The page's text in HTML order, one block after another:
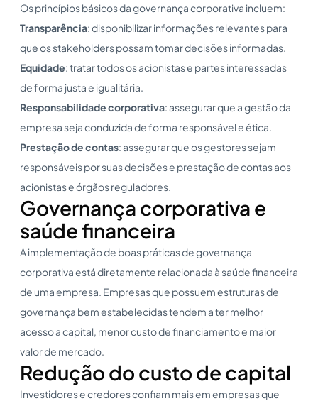
Os princípios básicos da governança corporativa incluem:
Transparência: disponibilizar informações relevantes para
que os stakeholders possam tomar decisões informadas.
Equidade: tratar todos os acionistas e partes interessadas
de forma justa e igualitária.
Responsabilidade corporativa: assegurar que a gestão da
empresa seja conduzida de forma responsável e ética.
Prestação de contas: assegurar que os gestores sejam
responsáveis por suas decisões e prestação de contas aos
acionistas e órgãos reguladores.
Governança corporativa e
saúde financeira
A implementação de boas práticas de governança
corporativa está diretamente relacionada à saúde financeira
de uma empresa. Empresas que possuem estruturas de
governança bem estabelecidas tendem a ter melhor
acesso a capital, menor custo de financiamento e maior
valor de mercado.
Redução do custo de capital
Investidores e credores confiam mais em empresas que